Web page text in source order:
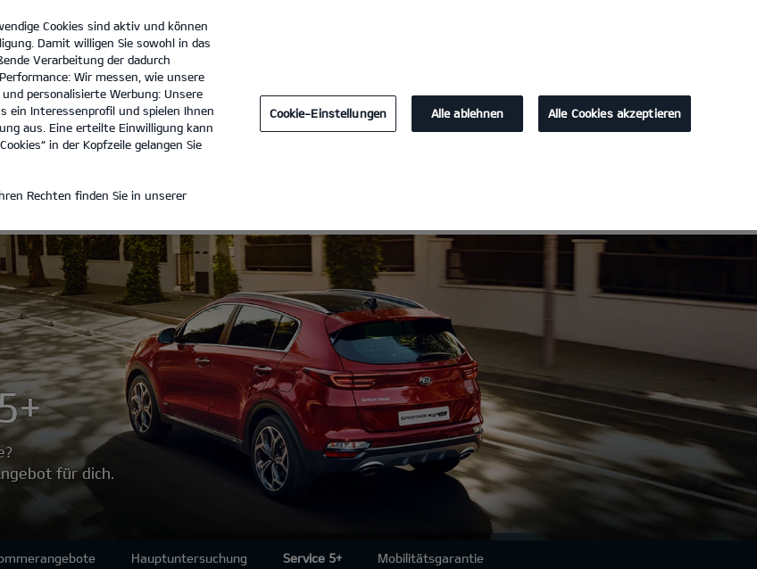
Claas Penning GmbH
für dich.
Hauptuntersuchung Service 5+ Mobilitätsgarantie
Cookies sind aktiv und können
Damit willigen Sie sowohl in das
Verarbeitung der dadurch
Wir messen, wie unsere
personalisierte Werbung: Unsere
ein Interessenprofil und spielen Ihnen
aus. Eine erteilte Einwilligung kann
in der Kopfzeile gelangen Sie
Rechten finden Sie in unserer
Cookie-Einstellungen Alle ablehnen Alle Cookies akzeptieren